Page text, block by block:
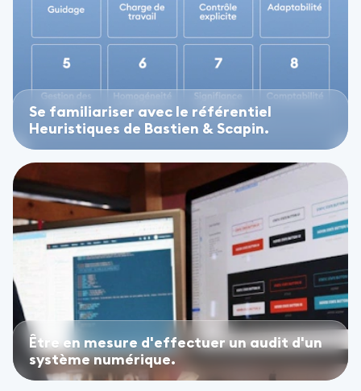
Se familiariser avec le référentiel
Heuristiques de Bastien & Scapin.
Être en mesure d'effectuer un audit d'un
système numérique.